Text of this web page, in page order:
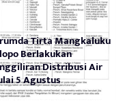
Tirta Mangkaluku
Berlakukan
Distribusi Air
5 Agustus